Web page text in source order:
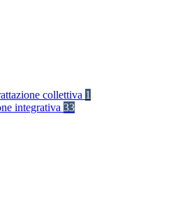
collettiva 1
integrativa 33